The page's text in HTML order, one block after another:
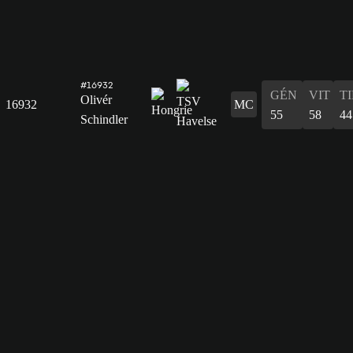
16932
#16932
Olivér
Schindler
MC
GÉN
55
VIT
58
44